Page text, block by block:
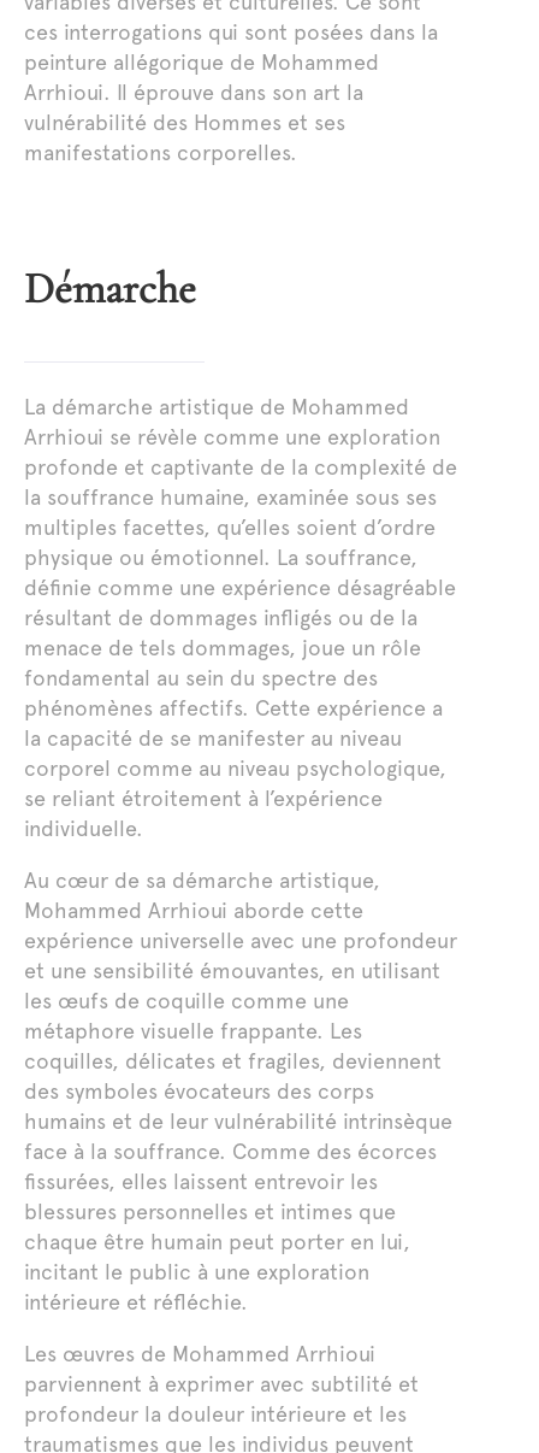
ces interrogations qui sont posées dans la
peinture allégorique de Mohammed
Arrhioui. Il éprouve dans son art la
vulnérabilité des Hommes et ses
manifestations corporelles.
Démarche
La démarche artistique de Mohammed
Arrhioui se révèle comme une exploration
profonde et captivante de la complexité de
la souffrance humaine, examinée sous ses
multiples facettes, qu’elles soient d’ordre
physique ou émotionnel. La souffrance,
définie comme une expérience désagréable
résultant de dommages infligés ou de la
menace de tels dommages, joue un rôle
fondamental au sein du spectre des
phénomènes affectifs. Cette expérience a
la capacité de se manifester au niveau
corporel comme au niveau psychologique,
se reliant étroitement à l’expérience
individuelle.
Au cœur de sa démarche artistique,
Mohammed Arrhioui aborde cette
expérience universelle avec une profondeur
et une sensibilité émouvantes, en utilisant
les œufs de coquille comme une
métaphore visuelle frappante. Les
coquilles, délicates et fragiles, deviennent
des symboles évocateurs des corps
humains et de leur vulnérabilité intrinsèque
face à la souffrance. Comme des écorces
fissurées, elles laissent entrevoir les
blessures personnelles et intimes que
chaque être humain peut porter en lui,
incitant le public à une exploration
intérieure et réfléchie.
Les œuvres de Mohammed Arrhioui
parviennent à exprimer avec subtilité et
profondeur la douleur intérieure et les
traumatismes que les individus peuvent